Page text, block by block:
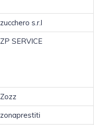
zucchero s.r.l
ZP SERVICE
Zozz
zonaprestiti